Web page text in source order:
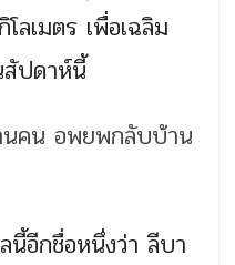
ลเมตร เพื่อเฉลิม
ปดาห์นี้
นี้อีกชื่อหนึ่งว่า ลีบา